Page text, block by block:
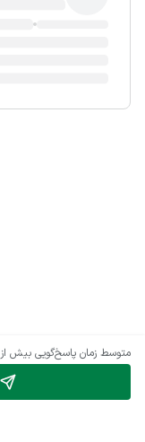
متوسط زمان پاسخ‌گویی بیش از ۳ روز